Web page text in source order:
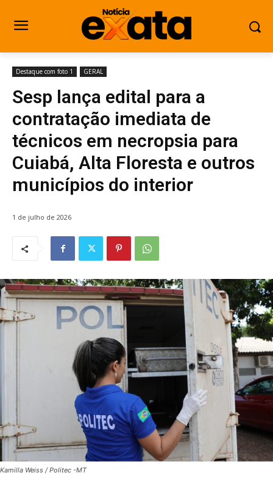
Destaque com foto 1 GERAL
Sesp lança edital para a
contratação imediata de
técnicos em necropsia para
Cuiabá, Alta Floresta e outros
municípios do interior
1 de julho de 2026
Kamilla Weiss / Politec -MT